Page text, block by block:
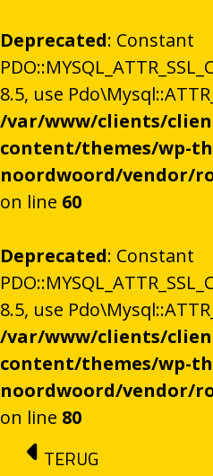
Deprecated: Constant
8.5, use
/var/www/clients/
content/themes/wp-
noordwoord/vendor/
on line 60
Deprecated: Constant
8.5, use
/var/www/clients/
content/themes/wp-
noordwoord/vendor/
on line 80
Ga naar de inhoud
TERUG